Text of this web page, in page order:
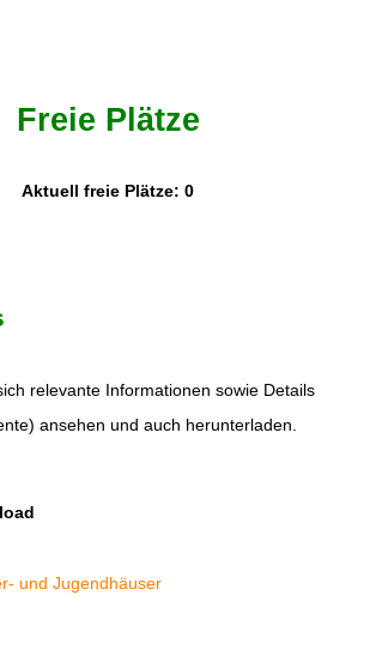
Freie Plätze
Aktuell freie Plätze: 0
relevante Informationen sowie Details
ansehen und auch herunterladen.
und Jugendhäuser